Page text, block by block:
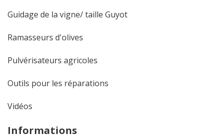
Guidage de la vigne/ taille Guyot
Ramasseurs d'olives
Pulvérisateurs agricoles
Outils pour les réparations
Vidéos
Informations